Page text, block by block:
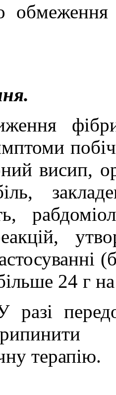
висип,
24 г
разі
терапію.